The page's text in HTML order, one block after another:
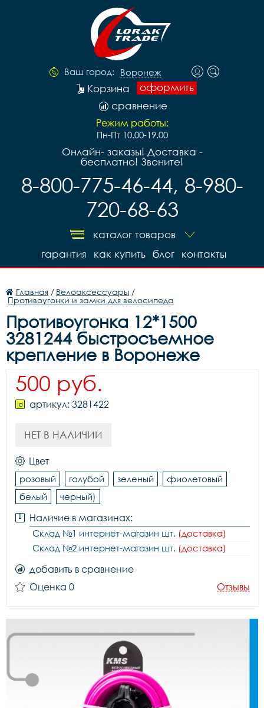
Ваш город: Воронеж
оформить
Корзина
сравнение
Режим работы:
Пн-Пт 10.00-19.00
Онлайн- заказы! Доставка -
бесплатно! Звоните!
8-800-775-46-44, 8-980-
720-68-63
каталог товаров
контакты
блог
как купить
гарантия
Главная / Велоаксессуары /
Противоугонки и замки для велосипеда
Противоугонка 12*1500
3281244 быстросъемное
крепление в Воронеже
500 руб.
артикул: 3281422
НЕТ В НАЛИЧИИ
Цвет
розовый голубой зеленый
фиолетовый
белый
черный)
Наличие в магазинах:
Склад №1 интернет-магазин шт. (доставка)
Склад №2 интернет-магазин шт. (доставка)
добавить в сравнение
Оценка 0
Отзывы